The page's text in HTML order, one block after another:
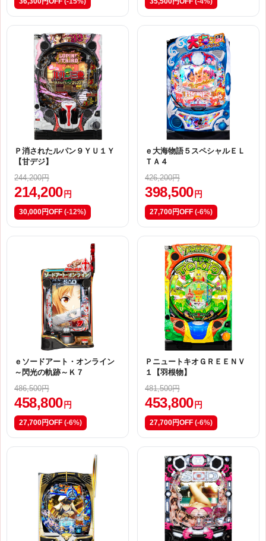
Ｐ消されたルパン９ＹＵ１Ｙ
【甘デジ】
244,200円
214,200 円
30,000円OFF (-12%)
ｅ大海物語５スペシャルＥＬ
ＴＡ４
426,200円
398,500 円
27,700円OFF (-6%)
ｅソードアート・オンライン
～閃光の軌跡～Ｋ７
486,500円
458,800 円
27,700円OFF (-6%)
ＰニュートキオＧＲＥＥＮＶ
１【羽根物】
481,500円
453,800 円
27,700円OFF (-6%)